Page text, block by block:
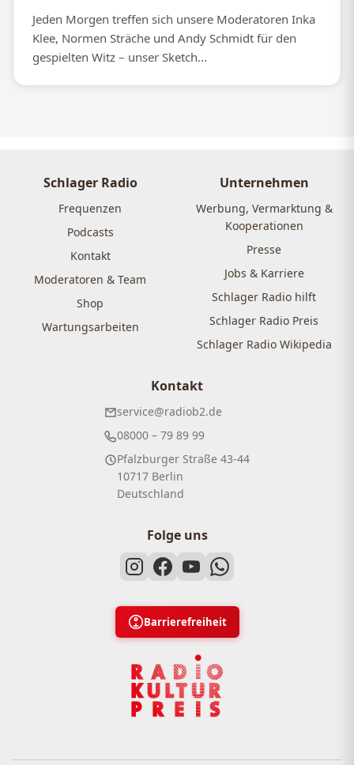
Jeden Morgen treffen sich unsere Moderatoren Inka
Klee, Normen Sträche und Andy Schmidt für den
gespielten Witz – unser Sketch...
Schlager Radio
Frequenzen
Podcasts
Kontakt
Moderatoren & Team
Shop
Wartungsarbeiten
Unternehmen
Werbung, Vermarktung &
Kooperationen
Presse
Jobs & Karriere
Schlager Radio hilft
Schlager Radio Preis
Schlager Radio Wikipedia
Kontakt
service@radiob2.de
08000 – 79 89 99
Pfalzburger Straße 43-44
10717 Berlin
Deutschland
Folge uns
Barrierefreiheit